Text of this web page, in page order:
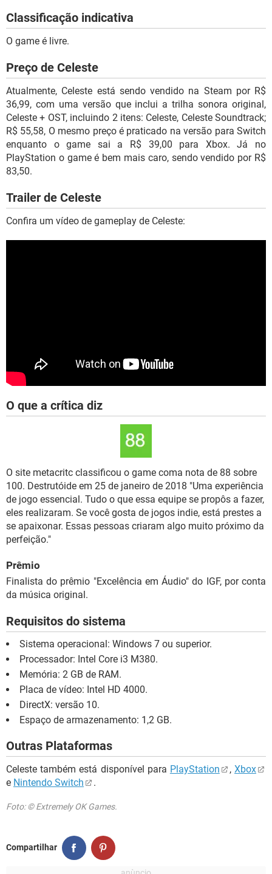
Classificação indicativa
O game é livre.
Preço de Celeste
Atualmente, Celeste está sendo vendido na Steam por R$
36,99, com uma versão que inclui a trilha sonora original,
Celeste + OST, incluindo 2 itens: Celeste, Celeste Soundtrack;
R$ 55,58, O mesmo preço é praticado na versão para Switch
enquanto o game sai a R$ 39,00 para Xbox. Já no
PlayStation o game é bem mais caro, sendo vendido por R$
83,50.
Trailer de Celeste
Confira um vídeo de gameplay de Celeste:
O que a crítica diz
O site metacritc classificou o game coma nota de 88 sobre
100. Destrutóide em 25 de janeiro de 2018 "Uma experiência
de jogo essencial. Tudo o que essa equipe se propôs a fazer,
eles realizaram. Se você gosta de jogos indie, está prestes a
se apaixonar. Essas pessoas criaram algo muito próximo da
perfeição."
Prêmio
Finalista do prêmio "Excelência em Áudio" do IGF, por conta
da música original.
Requisitos do sistema
Sistema operacional: Windows 7 ou superior.
Processador: Intel Core i3 M380.
Memória: 2 GB de RAM.
Placa de vídeo: Intel HD 4000.
DirectX: versão 10.
Espaço de armazenamento: 1,2 GB.
Outras Plataformas
Celeste também está disponível para PlayStation ,Xbox
e Nintendo Switch .
Foto: © Extremely OK Games.
Compartilhar